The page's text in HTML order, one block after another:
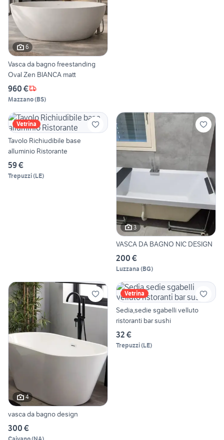
6
Vasca da bagno freestanding
Oval Zen BIANCA matt
960 €
Mazzano(BS)
Vetrina
Tavolo Richiudibile base
alluminio Ristorante
59 €
Trepuzzi(LE)
3
VASCA DA BAGNO NIC DESIGN
200 €
Luzzana (BG)
4
vasca da bagno design
300 €
Vetrina
Sedia,sedie sgabelli velluto
ristoranti bar sushi
32 €
Trepuzzi(LE)